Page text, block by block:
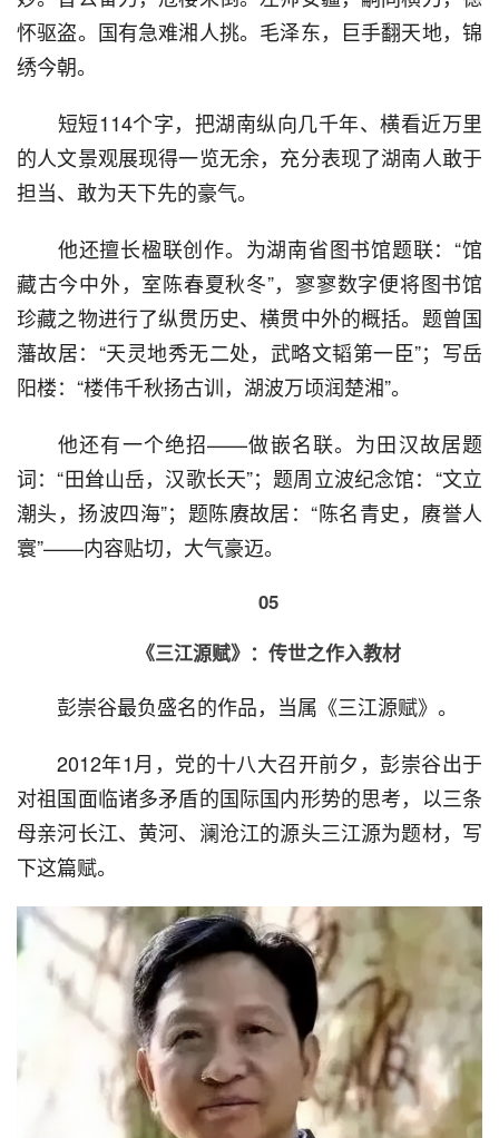
怀驱盗。国有急难湘人挑。毛泽东，巨手翻天地，锦
绣今朝。
短短114个字，把湖南纵向几千年、横看近万里
的人文景观展现得一览无余，充分表现了湖南人敢于
担当、敢为天下先的豪气。
他还擅长楹联创作。为湖南省图书馆题联：“馆
藏古今中外，室陈春夏秋冬”，寥寥数字便将图书馆
珍藏之物进行了纵贯历史、横贯中外的概括。题曾国
藩故居：“天灵地秀无二处，武略文韬第一臣”；写岳
阳楼：“楼伟千秋扬古训，湖波万顷润楚湘”。
他还有一个绝招——做嵌名联。为田汉故居题
词：“田耸山岳，汉歌长天”；题周立波纪念馆：“文立
潮头，扬波四海”；题陈赓故居：“陈名青史，赓誉人
寰”——内容贴切，大气豪迈。
05
《三江源赋》：传世之作入教材
彭崇谷最负盛名的作品，当属《三江源赋》。
2012年1月，党的十八大召开前夕，彭崇谷出于
对祖国面临诸多矛盾的国际国内形势的思考，以三条
母亲河长江、黄河、澜沧江的源头三江源为题材，写
下这篇赋。